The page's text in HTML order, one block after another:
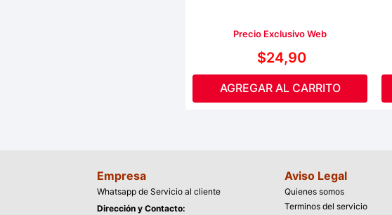
Precio Exclusivo Web
$24,90
AGREGAR AL CARRITO
Empresa
Whatsapp de Servicio al cliente
Dirección y Contacto:
Aviso Legal
Quienes somos
Terminos del servicio